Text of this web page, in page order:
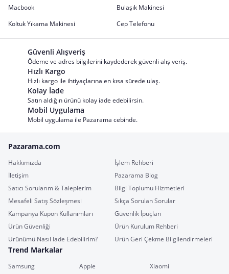
Macbook
Bulaşık Makinesi
Koltuk Yıkama Makinesi
Cep Telefonu
Güvenli Alışveriş
Ödeme ve adres bilgilerini kaydederek güvenli alış veriş.
Hızlı Kargo
Hızlı kargo ile ihtiyaçlarına en kısa sürede ulaş.
Kolay İade
Satın aldığın ürünü kolay iade edebilirsin.
Mobil Uygulama
Mobil uygulama ile Pazarama cebinde.
Pazarama.com
Hakkımızda
İşlem Rehberi
İletişim
Pazarama Blog
Satıcı Sorularım & Taleplerim
Bilgi Toplumu Hizmetleri
Mesafeli Satış Sözleşmesi
Sıkça Sorulan Sorular
Kampanya Kupon Kullanımları
Güvenlik İpuçları
Ürün Güvenliği
Ürün Kurulum Rehberi
Ürünümü Nasıl İade Edebilirim?
Ürün Geri Çekme Bilgilendirmeleri
Trend Markalar
Samsung Apple
Xiaomi